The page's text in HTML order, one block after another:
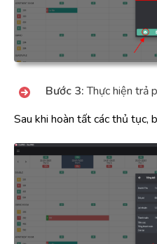
Bước 3:Thực hiện trả
Sau khi hoàn tất các thủ tục,